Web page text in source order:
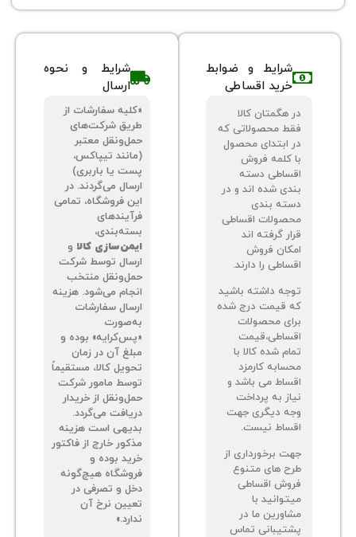
شرایط و ضوابط
خرید اقساطی
محصولاتی که
ابتدای محصول
شده اند و در
اقساطی
را دارند.
داشته باشید
قیمت درج شده
شده کالا با
می باشد و
به پرداخت
دیگری جهت
برخورداری از
های متنوع
تماس
شرایط و نحوه
«کلیه سفارشات از
طریق شرکت‌های
حمل‌ونقل معتبر
(مانند تیپاکس،
پست یا باربری)
ارسال می‌گردند. در
این فروشگاه، تمامی
ایمن‌سازی کالاو
ارسال توسط شرکت
حمل‌ونقل منتخب
انجام می‌شود. هزینه
ارسال سفارشات
«پس‌کرایه» بوده و
مبلغ آن در زمان
تحویل کالا، مستقیماً
توسط مامور شرکت
حمل‌ونقل از خریدار
دریافت می‌گردد.
بدیهی است هزینه
مذکور خارج از فاکتور
فروشگاه هیچ‌گونه
دخل و تصرفی در